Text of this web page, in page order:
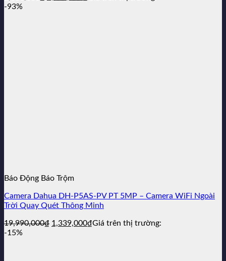
-93%
Báo Động Báo Trộm
Camera Dahua DH-P5AS-PV PT 5MP – Camera WiFi Ngoài
Trời Quay Quét Thông Minh
19,990,000₫ Giá
1,339,000₫Giá
Giá trên thị trường:
-15%